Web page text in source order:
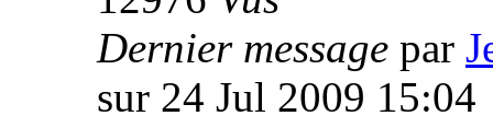
Dernier message par
sur 24 Jul 2009 15:04